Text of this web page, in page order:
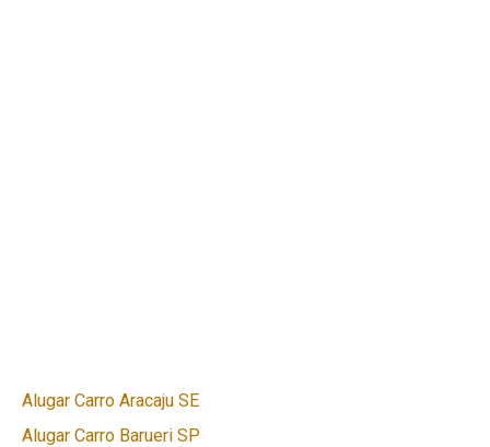
Alugar Carro Aracaju SE
Alugar Carro Barueri SP